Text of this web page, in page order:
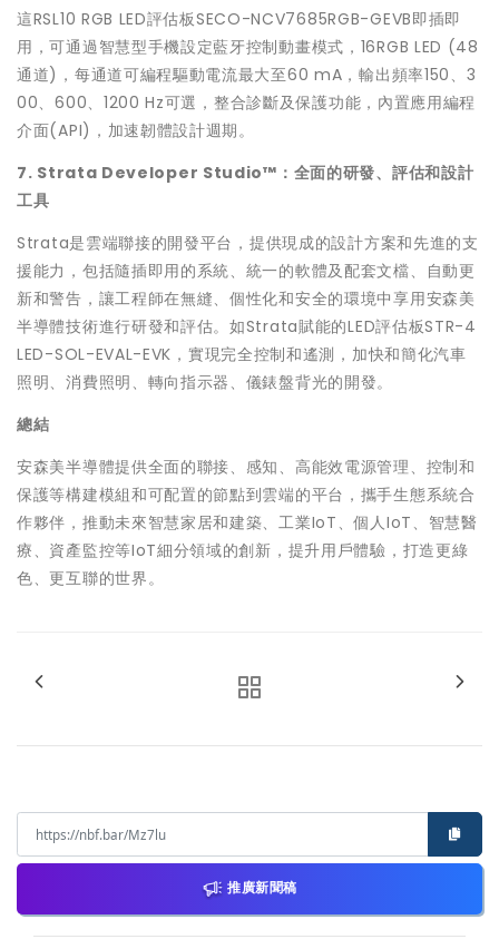
這RSL10 RGB LED評估板SECO-NCV7685RGB-GEVB即插即
用，可通過智慧型手機設定藍牙控制動畫模式，16RGB LED (48
通道)，每通道可編程驅動電流最大至60 mA，輸出頻率150、3
00、600、1200 Hz可選，整合診斷及保護功能，內置應用編程
介面(API)，加速韌體設計週期。
7. Strata Developer Studio™：全面的研發、評估和設計
工具
Strata是雲端聯接的開發平台，提供現成的設計方案和先進的支
援能力，包括隨插即用的系統、統一的軟體及配套文檔、自動更
新和警告，讓工程師在無縫、個性化和安全的環境中享用安森美
半導體技術進行研發和評估。如Strata賦能的LED評估板STR-4
LED-SOL-EVAL-EVK，實現完全控制和遙測，加快和簡化汽車
照明、消費照明、轉向指示器、儀錶盤背光的開發。
總結
安森美半導體提供全面的聯接、感知、高能效電源管理、控制和
保護等構建模組和可配置的節點到雲端的平台，攜手生態系統合
作夥伴，推動未來智慧家居和建築、工業IoT、個人IoT、智慧醫
療、資產監控等IoT細分領域的創新，提升用戶體驗，打造更綠
色、更互聯的世界。
推廣新聞稿